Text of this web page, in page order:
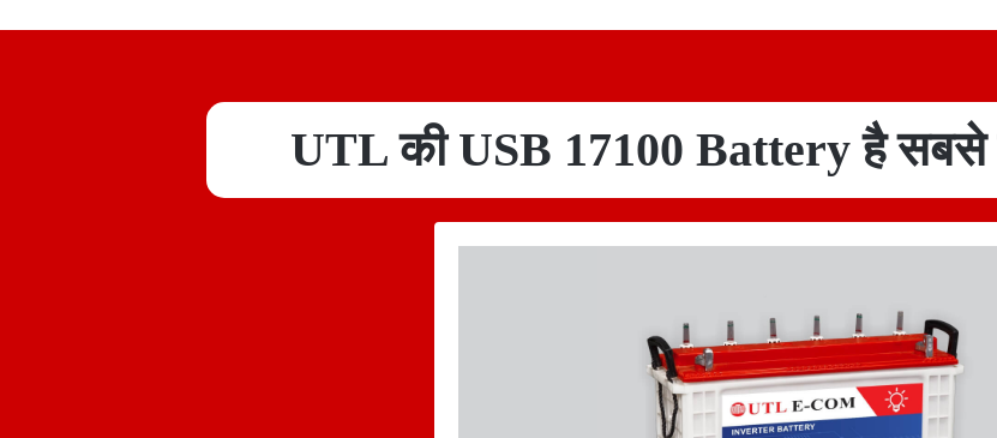
UTL की USB 17100 Battery है सबसे